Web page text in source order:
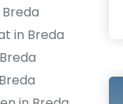
in Breda